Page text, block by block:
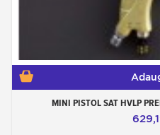
MINI PISTOL SAT HVLP